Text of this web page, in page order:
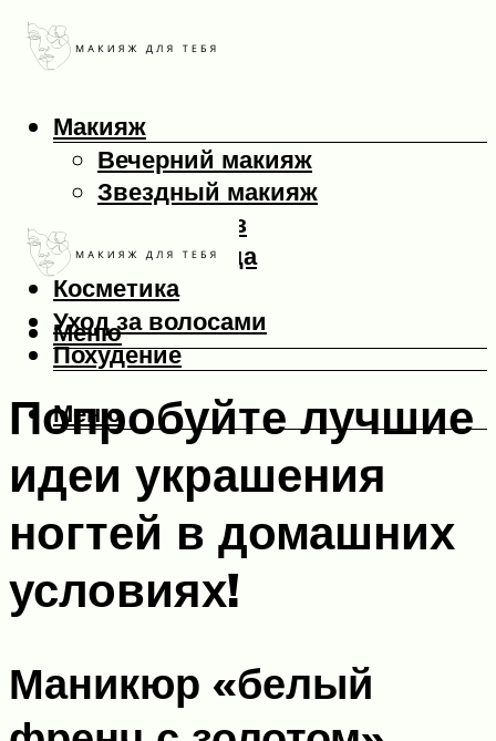
Макияж
Вечерний макияж
Звездный макияж
Макияж глаз
Макияж лица
Косметика
Уход за волосами
Похудение
Меню
Меню
Попробуйте лучшие
идеи украшения
ногтей в домашних
условиях!
Маникюр «белый